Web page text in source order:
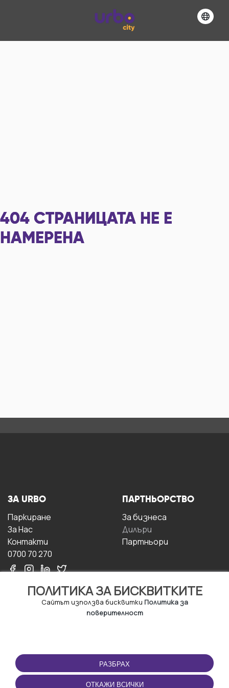
404 СТРАНИЦАТА НЕ Е
НАМЕРЕНА
ПОЛИТИКА ЗА БИСКВИТКИТЕ
Сайтът използва бисквитки Политика за
поверителност
РАЗБРАХ
ОТКАЖИ ВСИЧКИ
ЗА URBO
Паркиране
За Hас
Контакти
0700 70 270
ПАРТНЬОРСТВО
За бизнесa
Дилъри
Партньори
ПОЛЗВАНЕ
Правила и условия за
ползване
ПРИЛОЖЕНИЕТО